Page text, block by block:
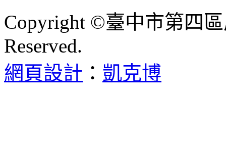
Copyright ©臺中市第四
Reserved.
網頁設計 ： 凱克博